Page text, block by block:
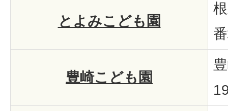
とよみこども園
豊崎こども園